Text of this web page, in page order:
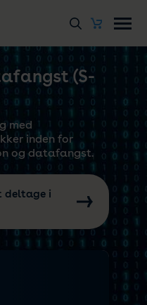
(S-
med
inden for
og datafangst.
deltage i